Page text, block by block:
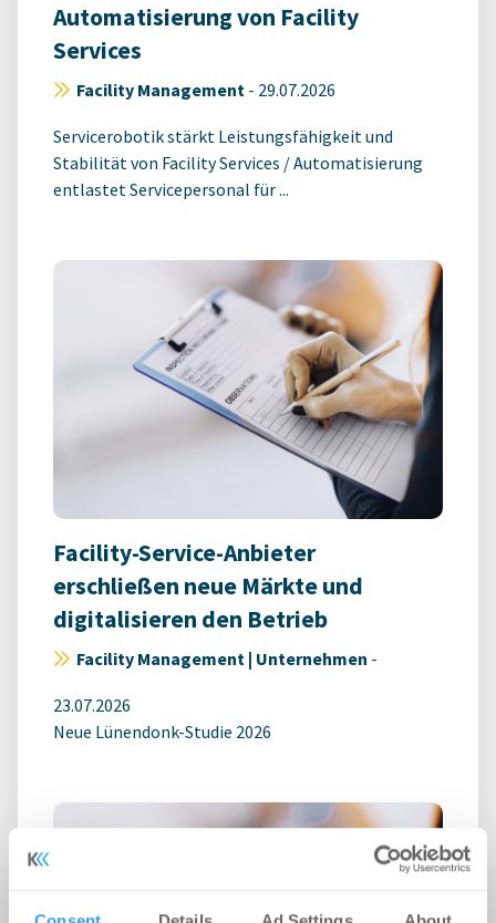
Automatisierung von Facility
Services
Facility Management - 29.07.2026
Servicerobotik stärkt Leistungsfähigkeit und
Stabilität von Facility Services / Automatisierung
entlastet Servicepersonal für ...
Facility-Service-Anbieter
erschließen neue Märkte und
digitalisieren den Betrieb
Facility Management | Unternehmen -
23.07.2026
Neue Lünendonk-Studie 2026